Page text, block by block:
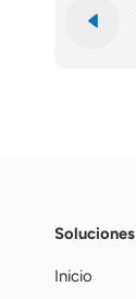
Soluciones
Inicio